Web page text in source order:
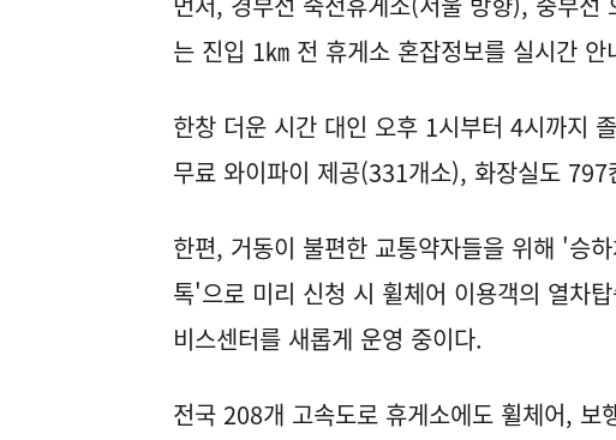
는 진입 1㎞ 전 휴게소 혼잡정보를 실시간
한창 더운 시간 대인 오후 1시부터 4시까지
무료 와이파이 제공(331개소), 화장실도 797
한편, 거동이 불편한 교통약자들을 위해 '승
톡'으로 미리 신청 시 휠체어 이용객의 열차
비스센터를 새롭게 운영 중이다.
전국 208개 고속도로 휴게소에도 휠체어, 보